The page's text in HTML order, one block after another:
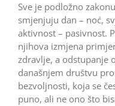
Sve je podložno
smjenjuju dan – noć,
aktivnost – pasivnost.
njihova izmjena
zdravlje, a odstupanje
današnjem društvu
bezvoljnosti, koja se
puno, ali ne ono što